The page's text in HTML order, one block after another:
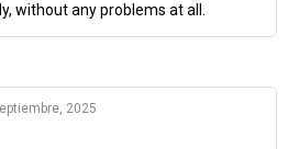
without any problems at all.
2025